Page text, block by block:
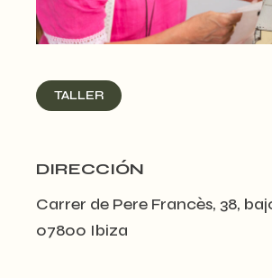
TALLER
DIRECCIÓN
Carrer de Pere Francès, 38,
07800 Ibiza